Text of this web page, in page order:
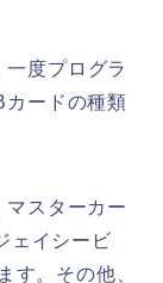
度プログラ
カードの種類
スターカー
ェイシービ
す。その他、